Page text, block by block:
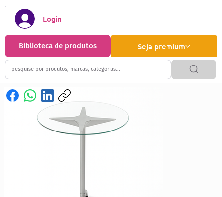
Seja premium
Biblioteca de produtos
Login